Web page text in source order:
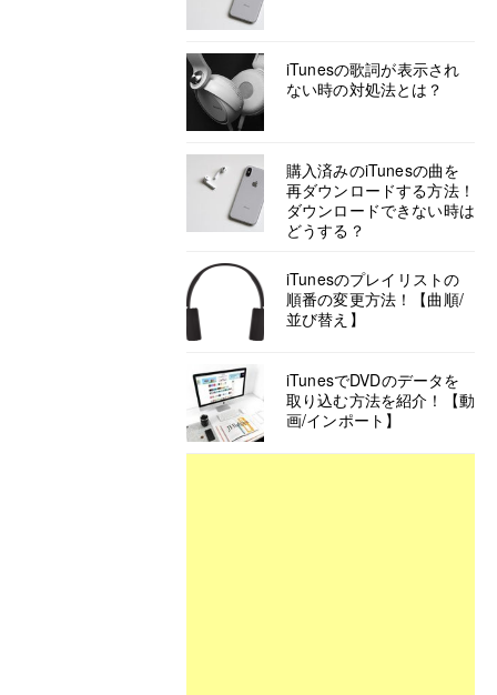
iTunesの歌詞が表示され
ない時の対処法とは？
購入済みのiTunesの曲を
再ダウンロードする方法！
ダウンロードできない時は
どうする？
iTunesのプレイリストの
順番の変更方法！【曲順/
並び替え】
iTunesでDVDのデータを
取り込む方法を紹介！【動
画/インポート】